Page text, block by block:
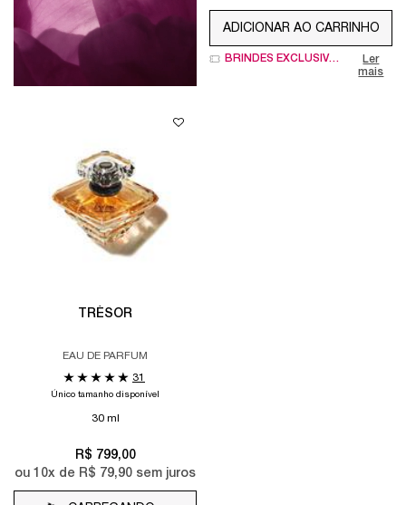
ADICIONAR AO CARRINHO
BRINDES EXCLUSIVOS
Ler
mais
TRÉSOR
EAU DE PARFUM
31
Único tamanho disponível
30 ml
R$ 799,00
ou 10x de R$ 79,90 sem juros